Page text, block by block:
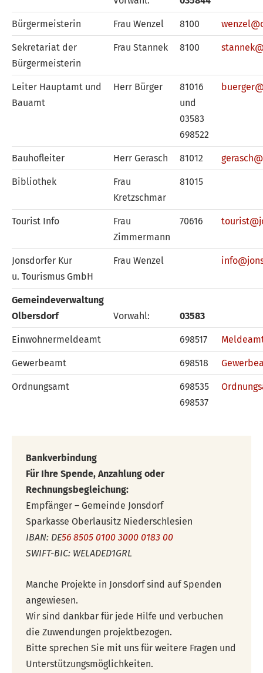
Bürgermeisterin Frau Wenzel 8100
Sekretariat der
Bürgermeisterin
Frau Stannek 8100
Leiter Hauptamt und
Bauamt
Herr Bürger
81016
und
03583
698522
Bauhofleiter Herr Gerasch 81012
Bibliothek
Frau
Kretzschmar
81015
Tourist Info
Frau
Zimmermann
70616
Jonsdorfer Kur
u. Tourismus GmbH
Frau Wenzel
Gemeindeverwaltung
Olbersdorf
Vorwahl: 03583
Einwohnermeldeamt 698517
Gewerbeamt 698518
Ordnungsamt
698535
698537
Bankverbindung
Für Ihre Spende, Anzahlung oder
Rechnungsbegleichung:
Empfänger – Gemeinde Jonsdorf
Sparkasse Oberlausitz Niederschlesien
IBAN: DE56 8505 0100 3000 0183 00
SWIFT-BIC: WELADED1GRL
Manche Projekte in Jonsdorf sind auf Spenden
angewiesen.
Wir sind dankbar für jede Hilfe und verbuchen
die Zuwendungen projektbezogen.
Bitte sprechen Sie mit uns für weitere Fragen und
Unterstützungsmöglichkeiten.